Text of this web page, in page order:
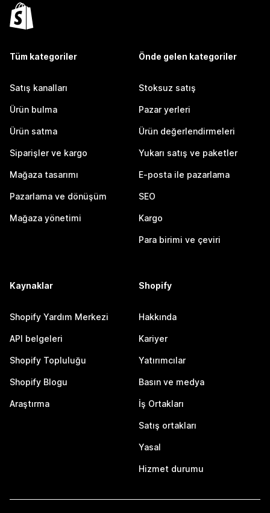
Tüm kategoriler
Satış kanalları
Ürün bulma
Ürün satma
Siparişler ve kargo
Mağaza tasarımı
Pazarlama ve dönüşüm
Mağaza yönetimi
Önde gelen kategoriler
Stoksuz satış
Pazar yerleri
Ürün değerlendirmeleri
Yukarı satış ve paketler
E-posta ile pazarlama
SEO
Kargo
Para birimi ve çeviri
Kaynaklar
Shopify Yardım Merkezi
API belgeleri
Shopify Topluluğu
Shopify Blogu
Araştırma
Shopify
Hakkında
Kariyer
Yatırımcılar
Basın ve medya
İş Ortakları
Satış ortakları
Yasal
Hizmet durumu